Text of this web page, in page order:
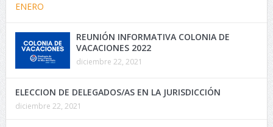
REUNIÓN INFORMATIVA COLONIA DE
VACACIONES 2022
diciembre 22, 2021
ELECCION DE DELEGADOS/AS EN LA JURISDICCIÓN
diciembre 22, 2021